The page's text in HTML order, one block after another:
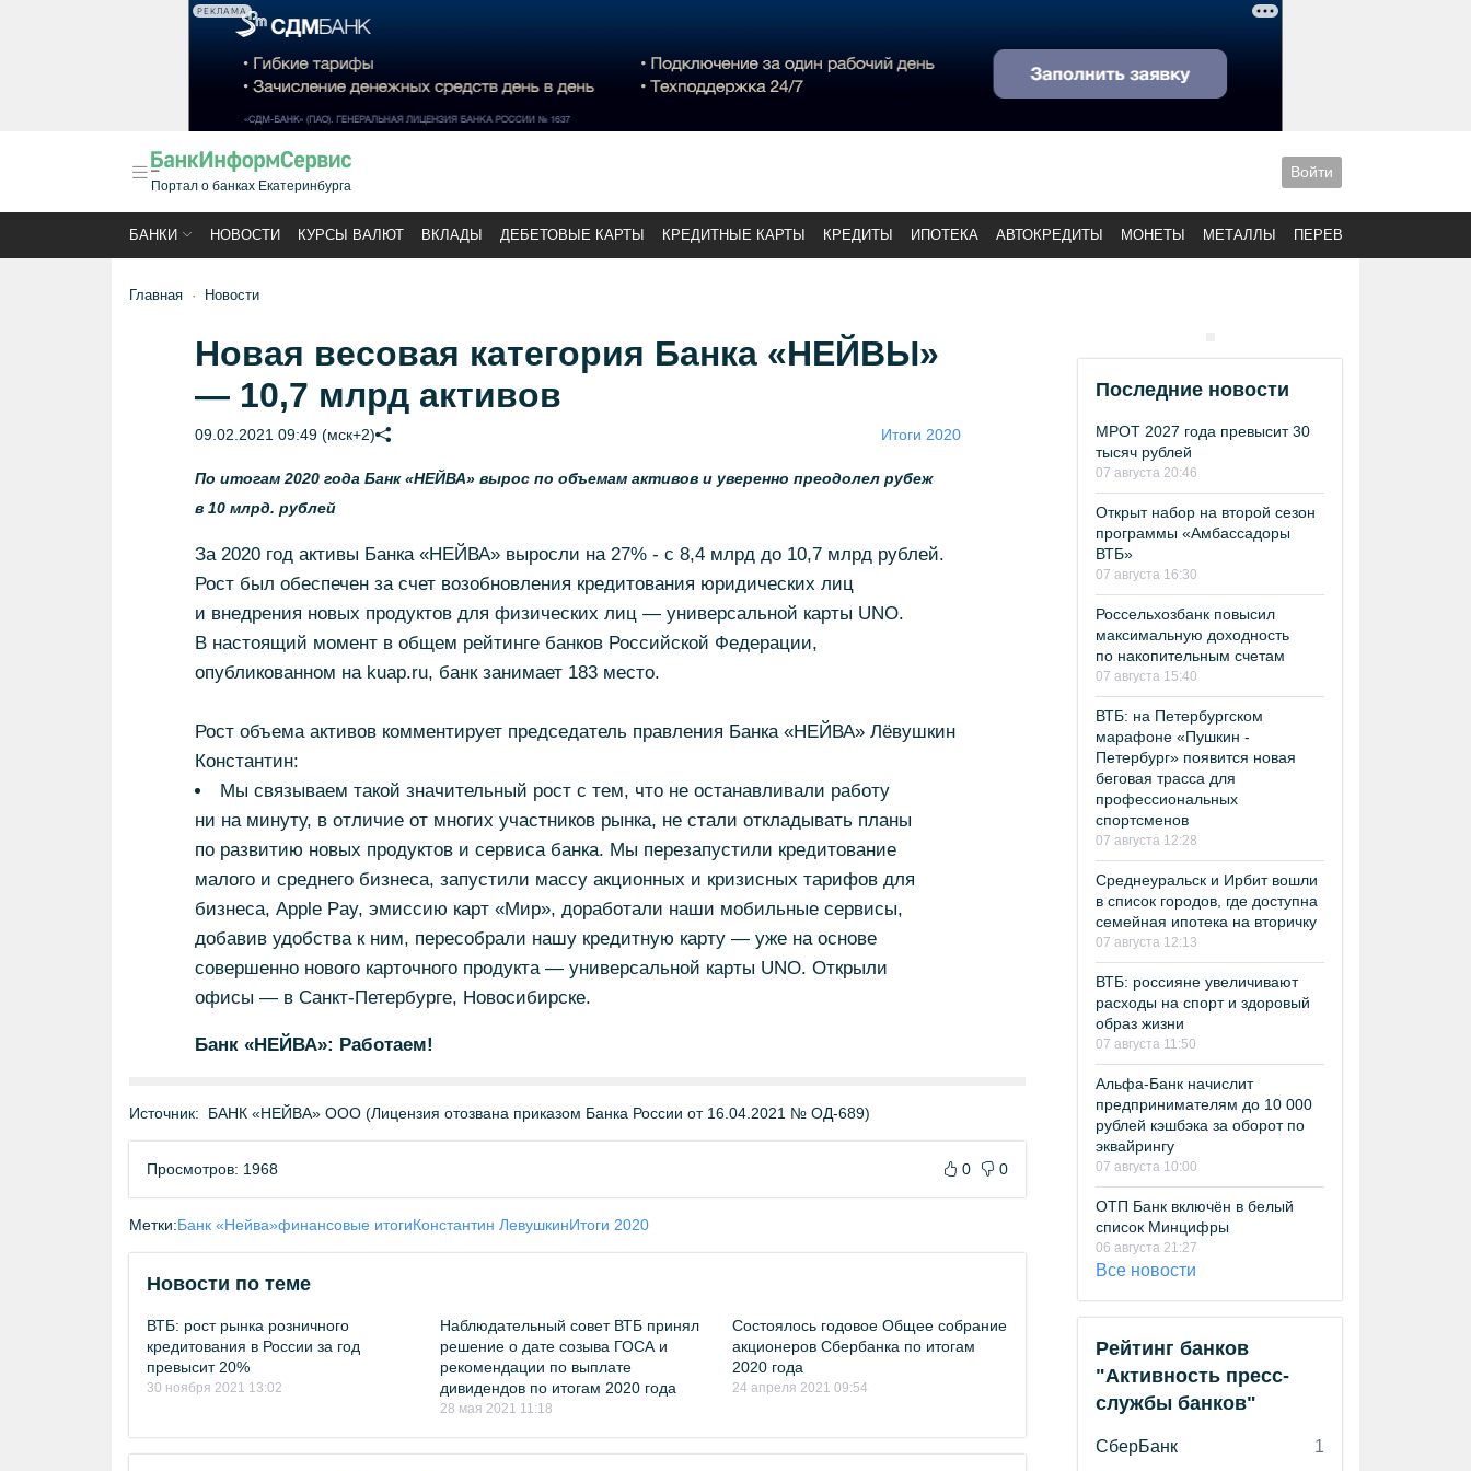
РЕКЛАМА
Портал о банках Екатеринбурга
Войти
БАНКИ НОВОСТИ КУРСЫ ВАЛЮТ ВКЛАДЫ ДЕБЕТОВЫЕ КАРТЫ КРЕДИТНЫЕ КАРТЫ КРЕДИТЫ ИПОТЕКА АВТОКРЕДИТЫ МОНЕТЫ МЕТАЛЛЫ ПЕРЕВОДЫ
Главная Новости
Новая весовая категория Банка «НЕЙВЫ»
— 10,7 млрд активов
09.02.2021 09:49 (мск+2) Итоги 2020
По итогам 2020 года Банк «НЕЙВА» вырос по объемам активов и уверенно преодолел рубеж
в 10 млрд. рублей
За 2020 год активы Банка «НЕЙВА» выросли на 27% - с 8,4 млрд до 10,7 млрд рублей.
Рост был обеспечен за счет возобновления кредитования юридических лиц
и внедрения новых продуктов для физических лиц — универсальной карты UNO.
В настоящий момент в общем рейтинге банков Российской Федерации,
опубликованном на kuap.ru, банк занимает 183 место.
Рост объема активов комментирует председатель правления Банка «НЕЙВА» Лёвушкин
Константин:
Мы связываем такой значительный рост с тем, что не останавливали работу
ни на минуту, в отличие от многих участников рынка, не стали откладывать планы
по развитию новых продуктов и сервиса банка. Мы перезапустили кредитование
малого и среднего бизнеса, запустили массу акционных и кризисных тарифов для
бизнеса, Apple Pay, эмиссию карт «Мир», доработали наши мобильные сервисы,
добавив удобства к ним, пересобрали нашу кредитную карту — уже на основе
совершенно нового карточного продукта — универсальной карты UNO. Открыли
офисы — в Санкт-Петербурге, Новосибирске.
Банк «НЕЙВА»: Работаем!
Источник: БАНК «НЕЙВА» ООО (Лицензия отозвана приказом Банка России от 16.04.2021 № ОД-689)
Просмотров: 1968 0 0
Метки:Банк «Нейва»финансовые итогиКонстантин ЛевушкинИтоги 2020
Новости по теме
ВТБ: рост рынка розничного
кредитования в России за год
превысит 20%
30 ноября 2021 13:02
Наблюдательный совет ВТБ принял
решение о дате созыва ГОСА и
рекомендации по выплате
дивидендов по итогам 2020 года
28 мая 2021 11:18
Состоялось годовое Общее собрание
акционеров Сбербанка по итогам
2020 года
24 апреля 2021 09:54
Последние новости
МРОТ 2027 года превысит 30
тысяч рублей
07 августа 20:46
Открыт набор на второй сезон
программы «Амбассадоры
ВТБ»
07 августа 16:30
Россельхозбанк повысил
максимальную доходность
по накопительным счетам
07 августа 15:40
ВТБ: на Петербургском
марафоне «Пушкин -
Петербург» появится новая
беговая трасса для
профессиональных
спортсменов
07 августа 12:28
Среднеуральск и Ирбит вошли
в список городов, где доступна
семейная ипотека на вторичку
07 августа 12:13
ВТБ: россияне увеличивают
расходы на спорт и здоровый
образ жизни
07 августа 11:50
Альфа-Банк начислит
предпринимателям до 10 000
рублей кэшбэка за оборот по
эквайрингу
07 августа 10:00
ОТП Банк включён в белый
список Минцифры
06 августа 21:27
Все новости
Рейтинг банков
"Активность пресс-
службы банков"
СберБанк
1